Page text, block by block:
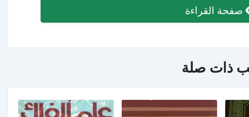
صفحة القراءة
ذات صلة